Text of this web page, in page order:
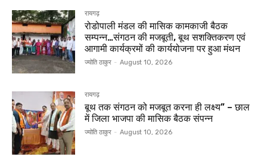
रायगढ़
रोडोपाली मंडल की मासिक कामकाजी बैठक
सम्पन्न…संगठन की मजबूती, बूथ सशक्तिकरण एवं
आगामी कार्यक्रमों की कार्ययोजना पर हुआ मंथन
ज्योति ठाकुर - August 10, 2026
रायगढ़
बूथ तक संगठन को मजबूत करना ही लक्ष्य” – छाल
में जिला भाजपा की मासिक बैठक संपन्न
ज्योति ठाकुर - August 10, 2026